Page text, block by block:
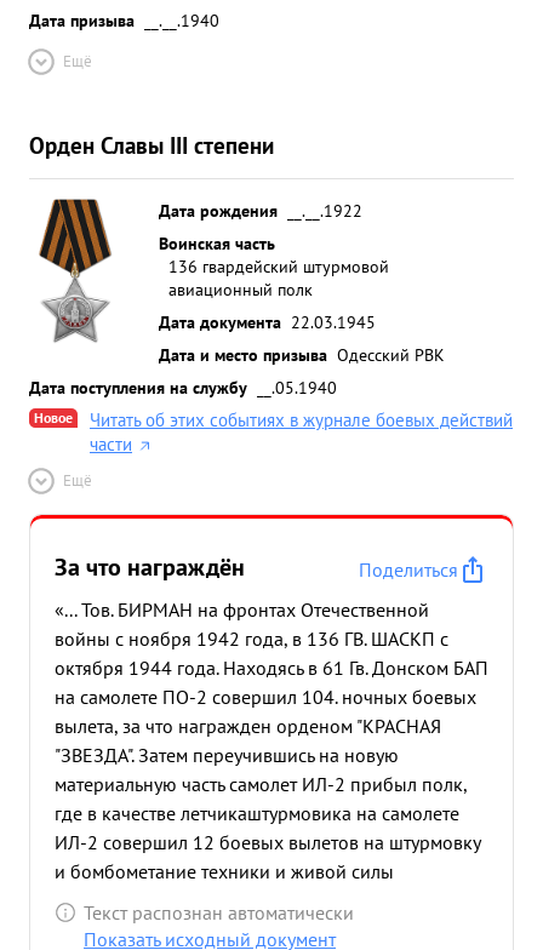
Дата призыва
__.__.1940
Ещё
Орден Славы III степени
Дата рождения
__.__.1922
Воинская часть
136 гвардейский штурмовой
авиационный полк
Дата документа 22.03.1945
Дата и место призыва Одесский РВК
Дата поступления на службу
__.05.1940
Новое
Читать об этих событиях в журнале боевых действий
части
Ещё
За что награждён
Поделиться
«... Тов. БИРМАН на фронтах Отечественной
войны с ноября 1942 года, в 136 ГВ. ШАСКП с
октября 1944 года. Находясь в 61 Гв. Донском БАП
на самолете ПО-2 совершил 104. ночных боевых
вылета, за что награжден орденом "КРАСНАЯ
"ЗВЕЗДА". Затем переучившись на новую
материальную часть самолет ИЛ-2 прибыл полк,
где в качестве летчикаштурмовика на самолете
ИЛ-2 совершил 12 боевых вылетов на штурмовку
и бомбометание техники и живой силы
противника в Восточной ПРУССИИ, Молодой
летчик-штурмовик, несмотря на малое количество
Текст распознан автоматически
Показать исходный документ